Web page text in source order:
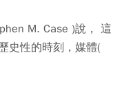
M. Case )說， 這
史性的時刻，媒體(